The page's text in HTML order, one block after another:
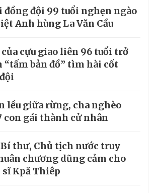
đồng đội 99 tuổi nghẹn ngào
Anh hùng La Văn Cầu
của cựu giao liên 96 tuổi trở
“tấm bản đồ” tìm hài cốt
lều giữa rừng, cha nghèo
con gái thành cử nhân
thư, Chủ tịch nước truy
chương dũng cảm cho
Kpă Thiêp